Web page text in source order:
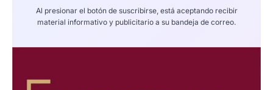
Al presionar el botón de suscribirse, está aceptando recibir
material informativo y publicitario a su bandeja de correo.